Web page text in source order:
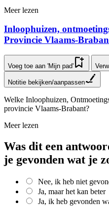
Meer lezen
In­loop­hui­zen,
Provincie Vlaams-
Voeg toe aan 'Mijn pad'
Notitie bekijken/aanpassen
Welke Inloophuizen,
provincie Vlaams-Brabant?
Meer lezen
Was dit een
je gevonden wat je
Nee, ik heb niet
Ja, maar het kan beter
Ja, ik heb gevonden